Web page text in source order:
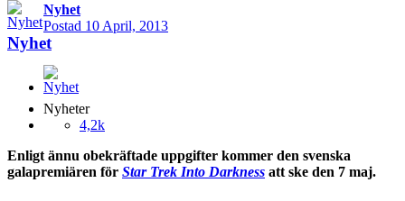
Nyhet
Postad 10 April, 2013
Nyhet
Nyheter
4,2k
Enligt ännu obekräftade uppgifter kommer den svenska
galapremiären för Star Trek Into Darkness att ske den 7 maj.